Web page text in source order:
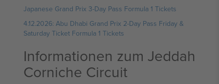
Japanese Grand Prix 3-Day Pass Formula 1 Tickets
4.12.2026: Abu Dhabi Grand Prix 2-Day Pass Friday &
Saturday Ticket Formula 1 Tickets
Informationen zum Jeddah
Corniche Circuit